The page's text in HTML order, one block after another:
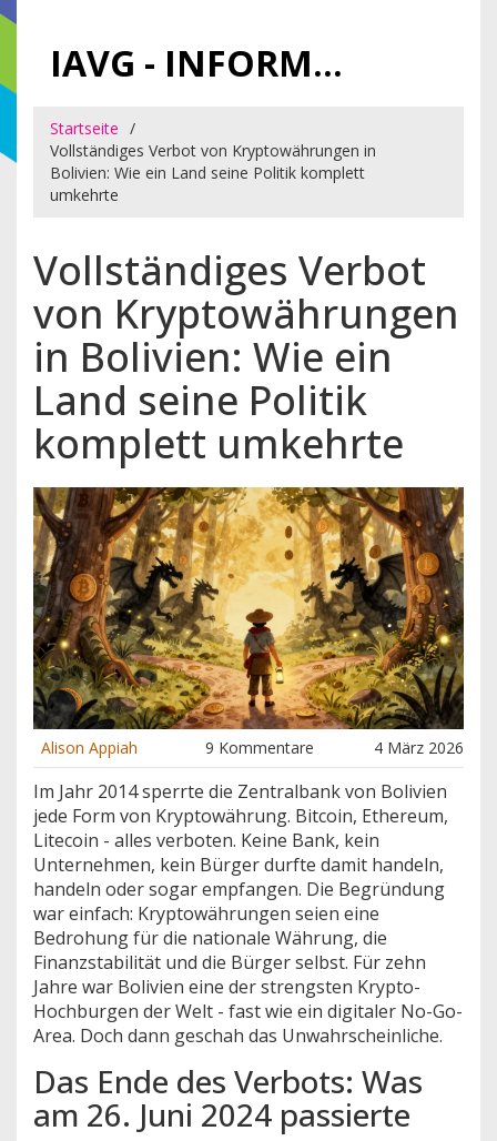
IAVG - INFORMATIONSARCHIV FÜR VIRTUELLE GELDER
Startseite
Vollständiges Verbot von Kryptowährungen in
Bolivien: Wie ein Land seine Politik komplett
umkehrte
Vollständiges Verbot
von Kryptowährungen
in Bolivien: Wie ein
Land seine Politik
komplett umkehrte
Alison Appiah 9 Kommentare 4 März 2026
Im Jahr 2014 sperrte die Zentralbank von Bolivien
jede Form von Kryptowährung. Bitcoin, Ethereum,
Litecoin - alles verboten. Keine Bank, kein
Unternehmen, kein Bürger durfte damit handeln,
handeln oder sogar empfangen. Die Begründung
war einfach: Kryptowährungen seien eine
Bedrohung für die nationale Währung, die
Finanzstabilität und die Bürger selbst. Für zehn
Jahre war Bolivien eine der strengsten Krypto-
Hochburgen der Welt - fast wie ein digitaler No-Go-
Area. Doch dann geschah das Unwahrscheinliche.
Das Ende des Verbots: Was
am 26. Juni 2024 passierte